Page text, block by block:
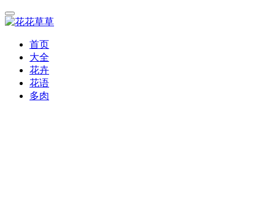
首页
大全
花卉
花语
多肉